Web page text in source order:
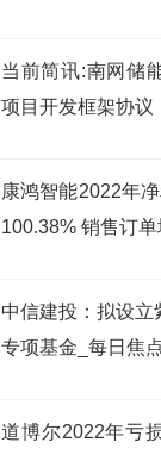
当前简讯:南网储
项目开发框架协议
康鸿智能2022年
100.38% 销售订
中信建投：拟设
专项基金_每日焦
道博尔2022年亏